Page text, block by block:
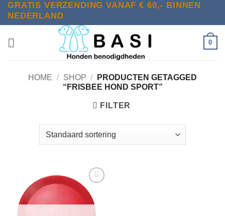
Ga
naar
GRATIS VERZENDING VANAF € 60,- BINNEN
NEDERLAND
0
HOME / SHOP /
PRODUCTEN GETAGGED
“FRISBEE HOND SPORT”
FILTER
Toevoegen
aan
verlanglijst